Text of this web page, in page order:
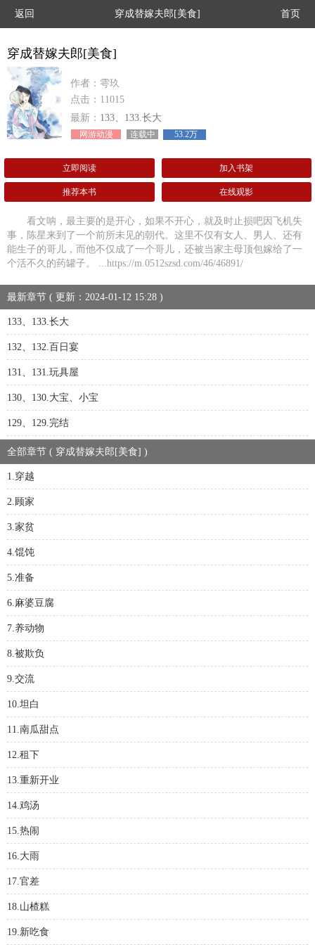
返回 穿成替嫁夫郎[美食] 首页
穿成替嫁夫郎[美食]
作者：雩玖
点击：11015
最新： 133、133.长大
网游动漫 连载中 53.2万
立即阅读 加入书架
推荐本书 在线观影
看文呐，最主要的是开心，如果不开心，就及时止损吧因飞机失
事，陈星来到了一个前所未见的朝代。这里不仅有女人、男人、还有
能生子的哥儿，而他不仅成了一个哥儿，还被当家主母顶包嫁给了一
个活不久的药罐子。 ...https://m.0512szsd.com/46/46891/
最新章节 ( 更新：2024-01-12 15:28 )
133、133.长大
132、132.百日宴
131、131.玩具屋
130、130.大宝、小宝
129、129.完结
全部章节 ( 穿成替嫁夫郎[美食] )
1.穿越
2.顾家
3.家贫
4.馄饨
5.准备
6.麻婆豆腐
7.养动物
8.被欺负
9.交流
10.坦白
11.南瓜甜点
12.租下
13.重新开业
14.鸡汤
15.热闹
16.大雨
17.官差
18.山楂糕
19.新吃食